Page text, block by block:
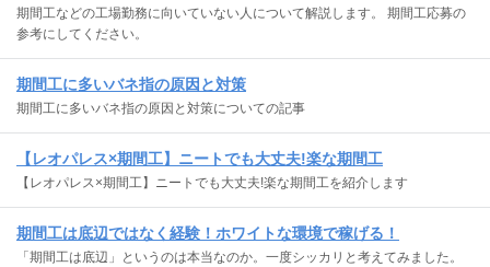
期間工などの工場勤務に向いていない人について解説します。 期間工応募の
参考にしてください。
期間工に多いバネ指の原因と対策
期間工に多いバネ指の原因と対策についての記事
【レオパレス×期間工】ニートでも大丈夫!楽な期間工
【レオパレス×期間工】ニートでも大丈夫!楽な期間工を紹介します
期間工は底辺ではなく経験！ホワイトな環境で稼げる！
「期間工は底辺」というのは本当なのか。一度シッカリと考えてみました。